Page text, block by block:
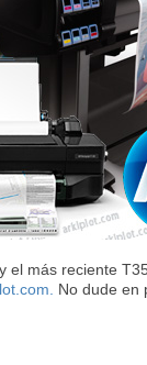
más reciente
No dude en